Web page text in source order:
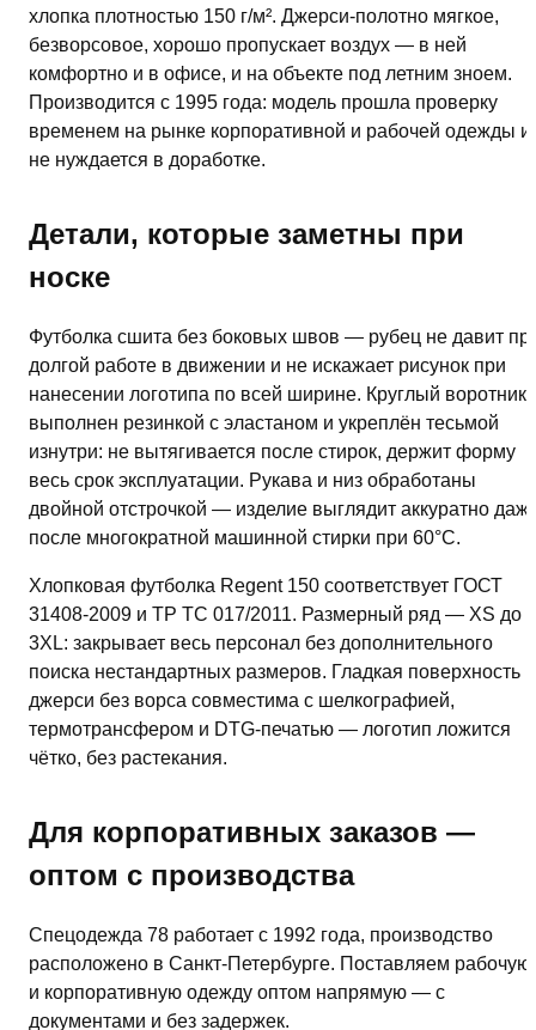
хлопка плотностью 150 г/м². Джерси-полотно мягкое,
безворсовое, хорошо пропускает воздух — в ней
комфортно и в офисе, и на объекте под летним зноем.
Производится с 1995 года: модель прошла проверку
временем на рынке корпоративной и рабочей одежды и
не нуждается в доработке.
Детали, которые заметны при
носке
Футболка сшита без боковых швов — рубец не давит
долгой работе в движении и не искажает рисунок при
нанесении логотипа по всей ширине. Круглый воротник
выполнен резинкой с эластаном и укреплён тесьмой
изнутри: не вытягивается после стирок, держит форму
весь срок эксплуатации. Рукава и низ обработаны
двойной отстрочкой — изделие выглядит аккуратно
после многократной машинной стирки при 60°C.
Хлопковая футболка Regent 150 соответствует ГОСТ
31408-2009 и ТР ТС 017/2011. Размерный ряд — XS до
3XL: закрывает весь персонал без дополнительного
поиска нестандартных размеров. Гладкая поверхность
джерси без ворса совместима с шелкографией,
термотрансфером и DTG-печатью — логотип ложится
чётко, без растекания.
Для корпоративных заказов —
оптом с производства
Спецодежда 78 работает с 1992 года, производство
расположено в Санкт-Петербурге. Поставляем рабочую
и корпоративную одежду оптом напрямую — с
документами и без задержек.